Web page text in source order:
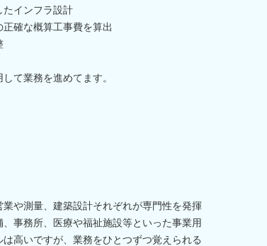
インフラ設計
確な概算工事費を算出
て業務を進めてます。
や測量、建築設計それぞれが専門性を発揮
事務所、医療や福祉施設等といった事業用
高いですが、業務をひとつずつ覚えられる